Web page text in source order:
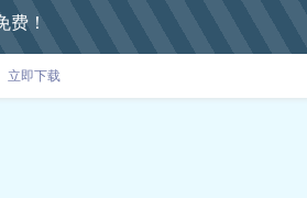
费！
立即下载